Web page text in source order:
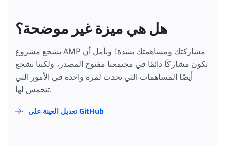
هل هي ميزة غير موضحة؟
يشجع مشروع AMP مشاركتك ومساهمتك بشدة! ونأمل أن
تكون مشاركًا دائمًا في مجتمعنا مفتوح المصدر، ولكننا نشجع
أيضًا المساهمات التي تحدث لمرة واحدة في الأمور التي
تتحمس لها.
تعديل العينة على GitHub